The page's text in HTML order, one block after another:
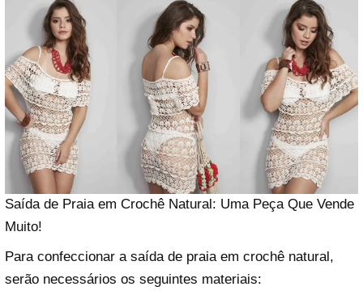
Saída de Praia em Crochê Natural: Uma Peça Que Vende
Muito!
Para confeccionar a saída de praia em crochê natural,
serão necessários os seguintes materiais: